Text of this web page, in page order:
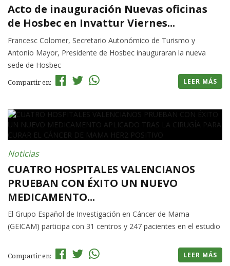
Acto de inauguración Nuevas oficinas
de Hosbec en Invattur Viernes...
Francesc Colomer, Secretario Autonómico de Turismo y
Antonio Mayor, Presidente de Hosbec inauguraran la nueva
sede de Hosbec
Compartir en: LEER MÁS
Noticias
CUATRO HOSPITALES VALENCIANOS
PRUEBAN CON ÉXITO UN NUEVO
MEDICAMENTO...
El Grupo Español de Investigación en Cáncer de Mama
(GEICAM) participa con 31 centros y 247 pacientes en el estudio
Compartir en: LEER MÁS